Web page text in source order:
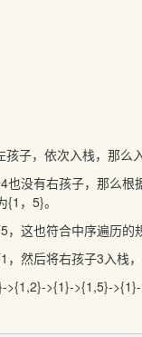
依次入栈，那么入
右孩子，那么根据
，5}。
也符合中序遍历的规
将右孩子3入栈，
>{1}->{1,5}->{1}-